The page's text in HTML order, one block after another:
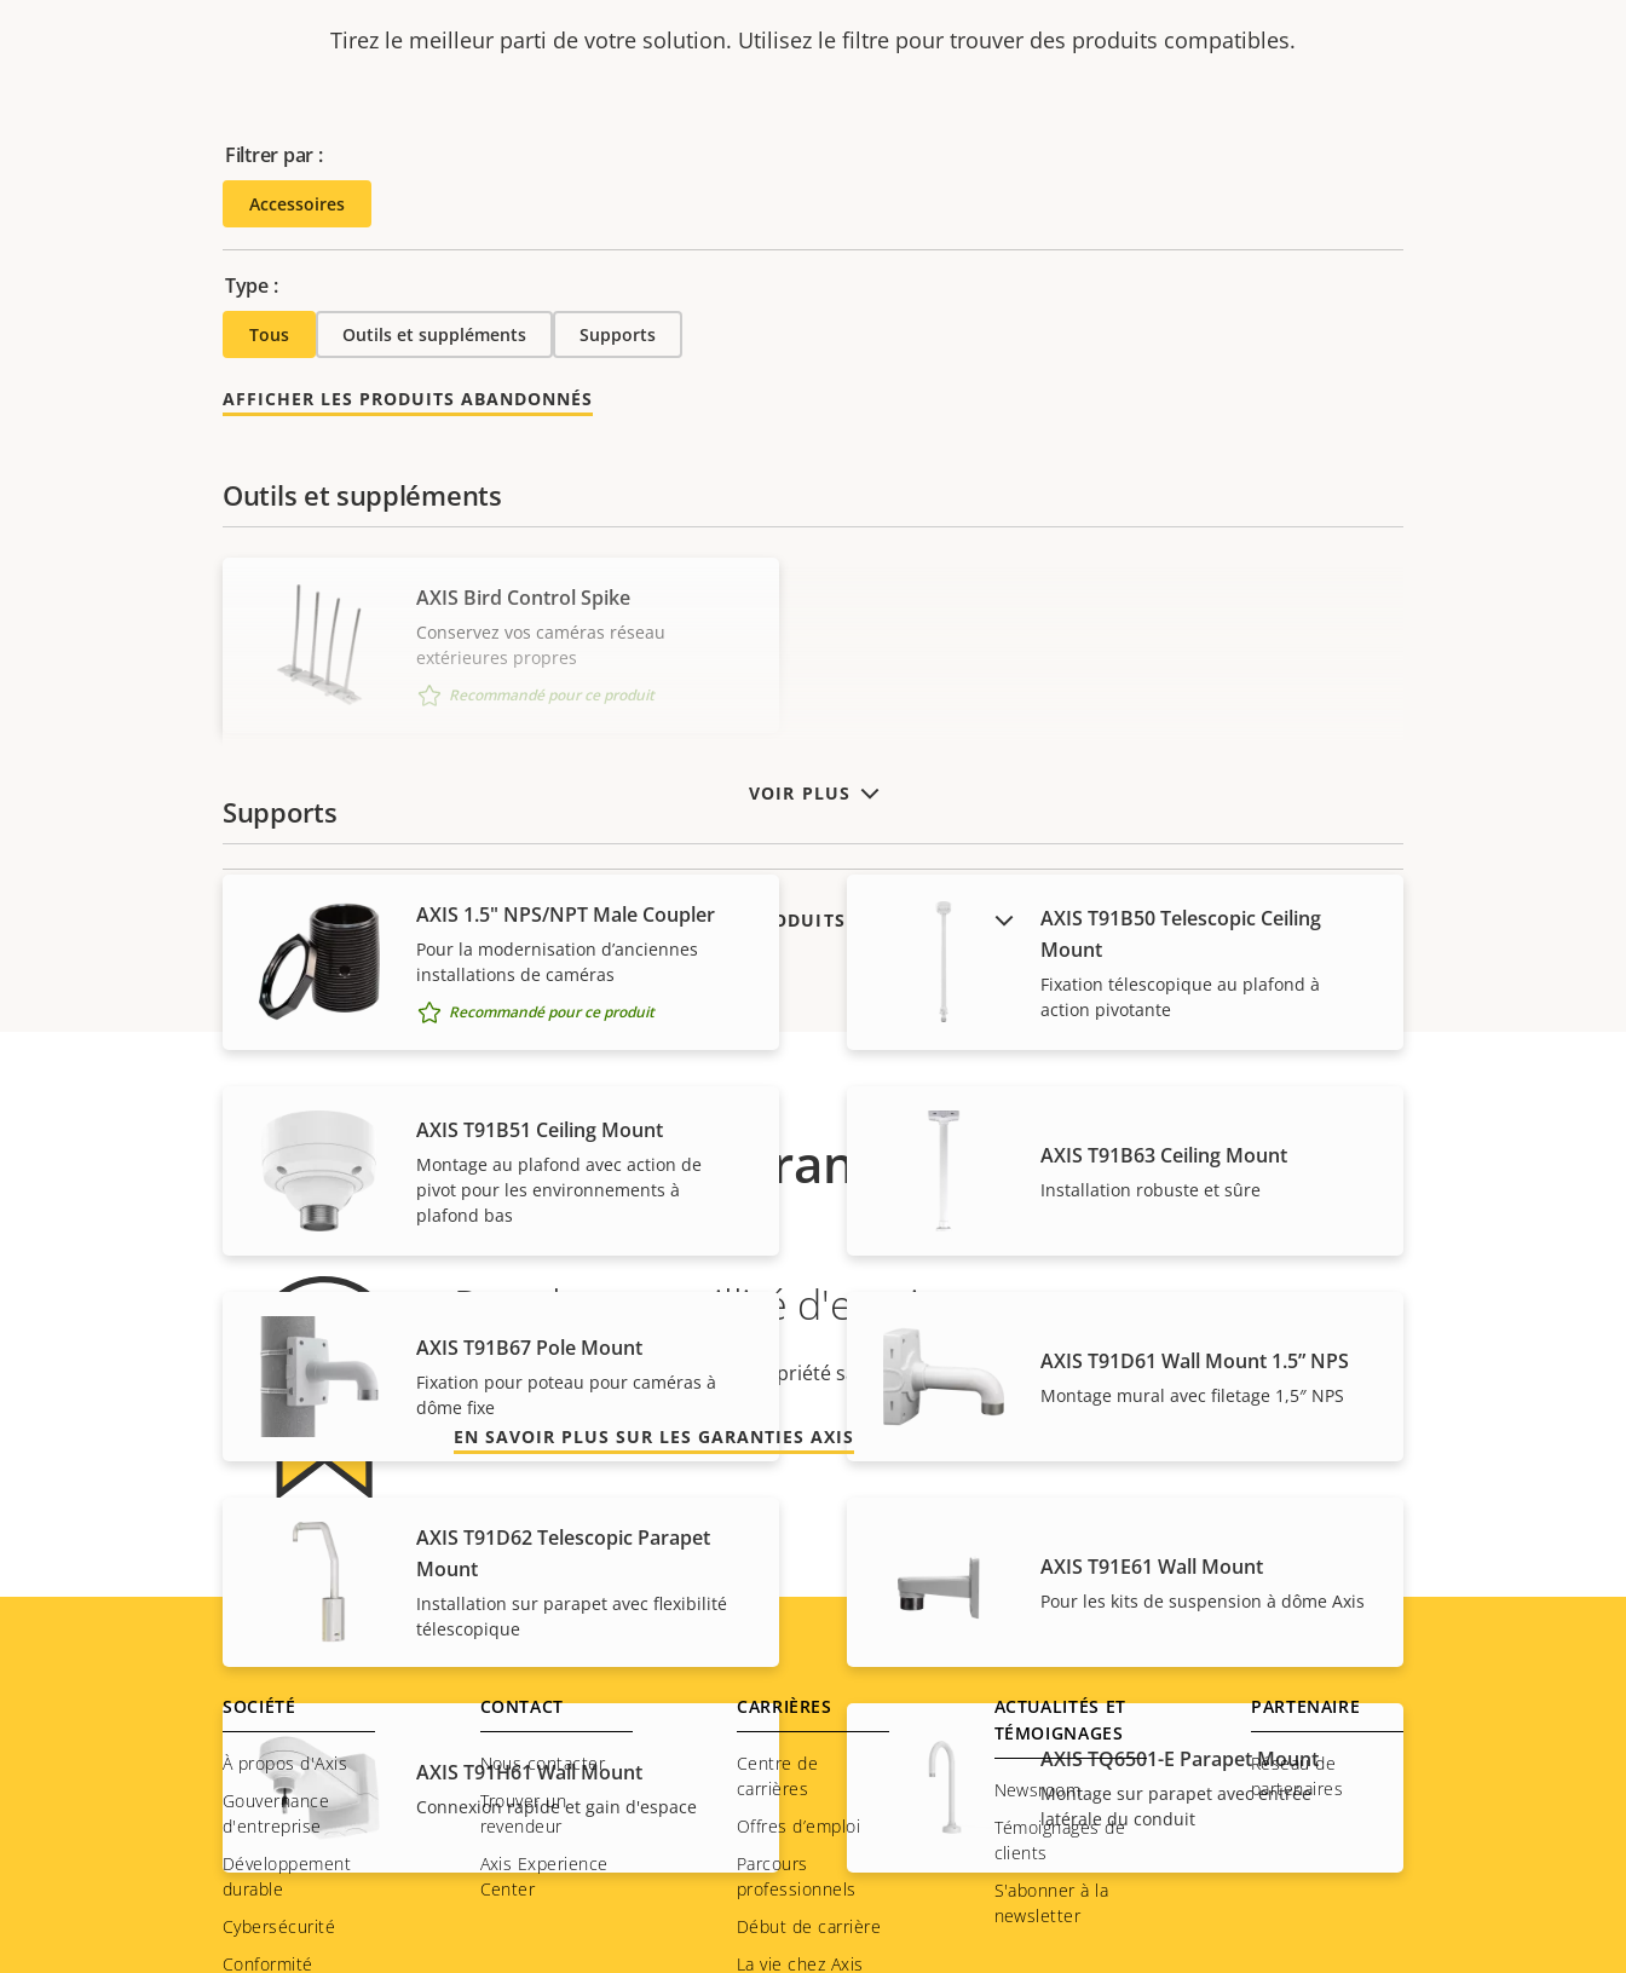
Tirez le meilleur parti de votre solution. Utilisez le filtre pour trouver des produits compatibles.
Filtrer par :
Accessoires
Type :
Tous Outils et suppléments Supports
AFFICHER LES PRODUITS ABANDONNÉS
VOIR PLUS
Outils et suppléments
AXIS Bird Control Spike
Conservez vos caméras réseau
extérieures propres
Recommandé pour ce produit
Supports
AXIS 1.5" NPS/NPT Male Coupler
Pour la modernisation d’anciennes
installations de caméras
Recommandé pour ce produit
AXIS T91B50 Telescopic Ceiling
Mount
Fixation télescopique au plafond à
action pivotante
AXIS T91B51 Ceiling Mount
Montage au plafond avec action de
pivot pour les environnements à
plafond bas
AXIS T91B63 Ceiling Mount
Installation robuste et sûre
AXIS T91B67 Pole Mount
Fixation pour poteau pour caméras à
dôme fixe
AXIS T91D61 Wall Mount 1.5” NPS
Montage mural avec filetage 1,5″ NPS
AXIS T91D62 Telescopic Parapet
Mount
Installation sur parapet avec flexibilité
télescopique
AXIS T91E61 Wall Mount
Pour les kits de suspension à dôme Axis
AXIS T91H61 Wall Mount
Connexion rapide et gain d'espace
AXIS TQ6501-E Parapet Mount
Montage sur parapet avec entrée
latérale du conduit
AFFICHER LES PRODUITS ABANDONNÉS
Garantie
Pour la tranquillité d'esprit
Notre garantie de 3 ans offre la propriété sans problème et permet de contrôler les coûts.
EN SAVOIR PLUS SUR LES GARANTIES AXIS
Footer
menu
SOCIÉTÉ
À propos d'Axis
Gouvernance
d'entreprise
Développement
durable
Cybersécurité
Conformité
CONTACT
Nous contacter
Trouver un
revendeur
Axis Experience
Center
CARRIÈRES
Centre de
carrières
Offres d’emploi
Parcours
professionnels
Début de carrière
La vie chez Axis
ACTUALITÉS ET
TÉMOIGNAGES
Newsroom
Témoignages de
clients
S'abonner à la
newsletter
PARTENAIRE
Réseau de
partenaires